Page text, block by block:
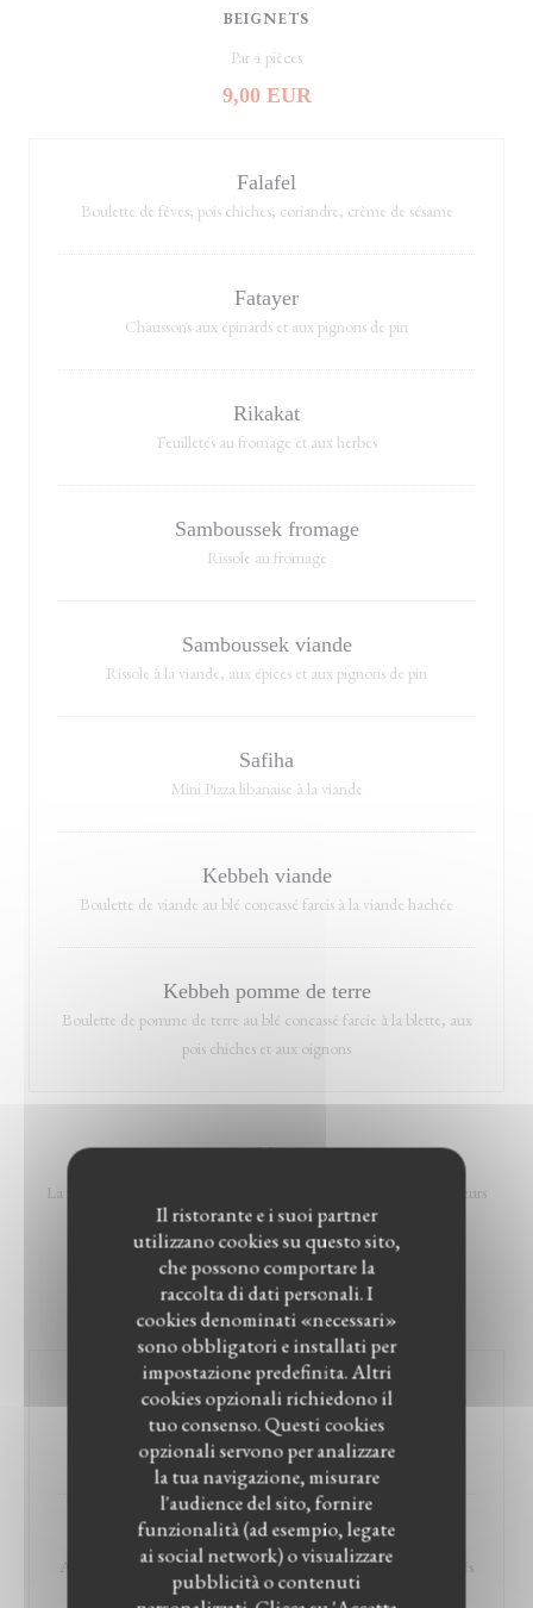
Il ristorante e i suoi partner
utilizzano cookies su questo sito,
che possono comportare la
raccolta di dati personali. I
cookies denominati «necessari»
sono obbligatori e installati per
impostazione predefinita. Altri
cookies opzionali richiedono il
tuo consenso. Questi cookies
opzionali servono per analizzare
la tua navigazione, misurare
l'audience del sito, fornire
funzionalità (ad esempio, legate
ai social network) o visualizzare
pubblicità o contenuti
BEIGNETS
Par 4 pièces
9,00 EUR
Falafel
Boulette de fèves; pois chiches, coriandre, crème de sésame
Fatayer
Chaussons aux épinards et aux pignons de pin
Rikakat
Feuilletés au fromage et aux herbes
Samboussek fromage
Rissole au fromage
Samboussek viande
Rissole à la viande, aux épices et aux pignons de pin
Safiha
Mini Pizza libanaise à la viande
Kebbeh viande
Boulette de viande au blé concassé farcis à la viande hachée
Kebbeh pomme de terre
Boulette de pomme de terre au blé concassé farcie à la blette, aux
pois chiches et aux oignons
MEZZES
La formule Mezzés est idéale pour la découverte des différentes saveurs
libanaise.
À partir de 2 personnes et bien plus (3, 4, 5 ...)
Sélection du chef.
Prix par personne
Mezze Traditionnel
Assortiment de mets froids et chauds & beignets salés
24,90 EUR
Mezze de Grillades
Assortiment de grillades, pomme de terre et légumes & ses mezzés
froids